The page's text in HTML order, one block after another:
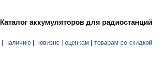
Каталог аккумуляторов для радиостанций
наличию новизне оценкам товарам со скидкой